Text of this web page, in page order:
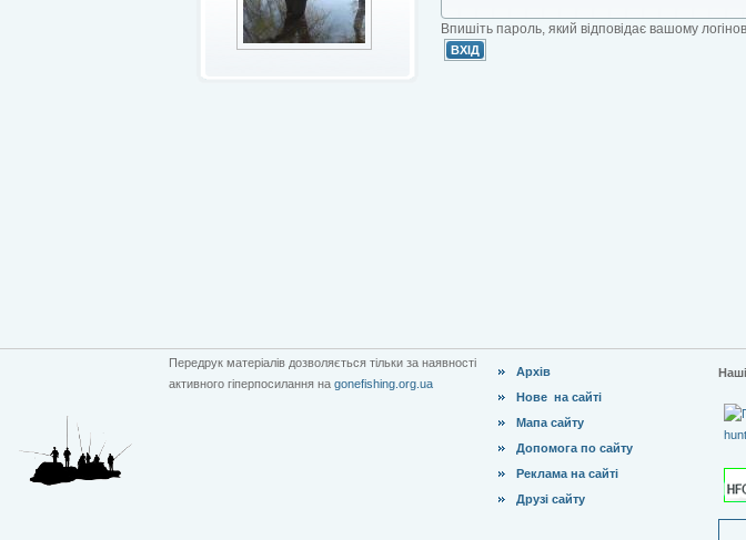
Впишіть пароль, який відповідає вашому
Передрук матеріалів дозволяється тільки за наявності
активного гіперпосилання на gonefishing.org.ua
Архів
Нове на сайті
Мапа сайту
Допомога по сайту
Реклама на сайті
Друзі сайту